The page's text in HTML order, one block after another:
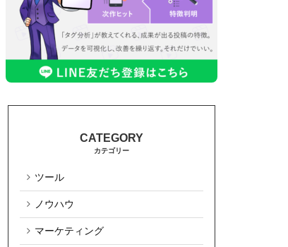
カテゴリー
ツール
ノウハウ
マーケティング